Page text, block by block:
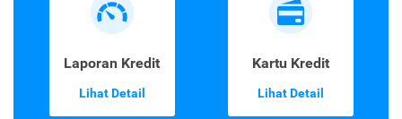
Laporan Kredit
Lihat Detail
Kartu Kredit
Lihat Detail